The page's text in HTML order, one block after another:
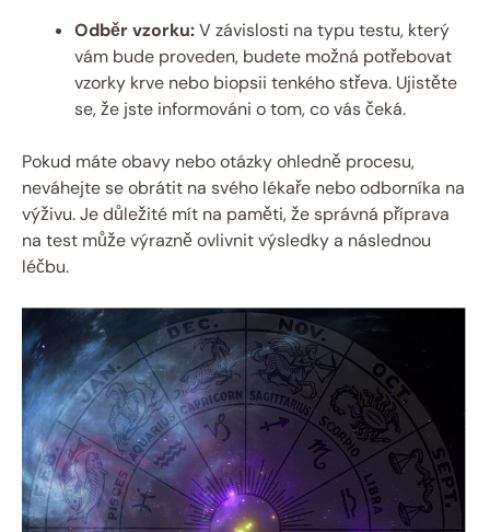
Odběr vzorku:⁤V závislosti ⁣na typu testu, který
vám bude proveden, budete možná potřebovat
vzorky krve ⁤nebo biopsii tenkého střeva. ‌Ujistěte
se, že jste informováni ‌o tom, co vás ​čeká.
Pokud máte obavy ‌nebo‍ otázky ohledně ⁢procesu,
neváhejte ⁣se obrátit⁤ na ‍svého⁤ lékaře nebo odborníka na
​výživu. Je důležité ⁢mít na paměti, že správná příprava
na test může ⁤výrazně ‌ovlivnit ⁢výsledky a následnou
léčbu.